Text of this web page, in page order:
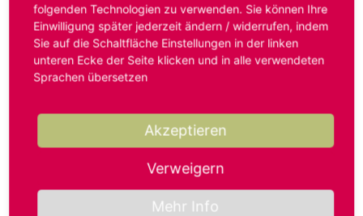
Anmelden
Benutzername oder E-Mail-Adresse*
Passwort*
folgenden Technologien zu verwenden. Sie können Ihre
Einwilligung später jederzeit ändern / widerrufen, indem
Sie auf die Schaltfläche Einstellungen in der linken
unteren Ecke der Seite klicken und in alle verwendeten
Sprachen übersetzen
Akzeptieren
Verweigern
Mehr Info